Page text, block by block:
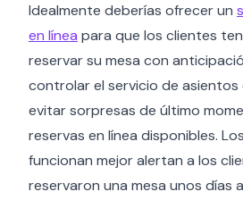
Idealmente deberías ofrecer un
en línea para que los clientes
reservar su mesa con
controlar el servicio de
evitar sorpresas de último
reservas en línea disponibles.
funcionan mejor alertan a los
reservaron una mesa unos días